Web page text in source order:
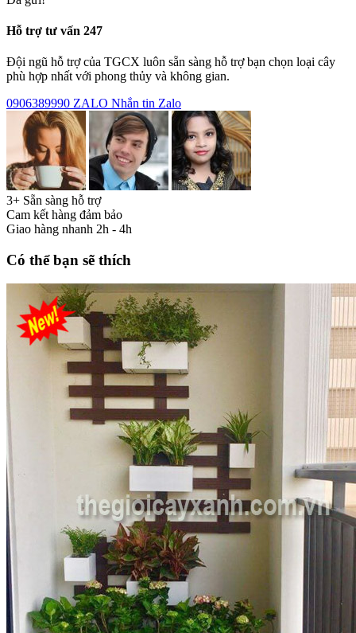
Hỗ trợ tư vấn 247
Đội ngũ hỗ trợ của TGCX luôn sẵn sàng hỗ trợ bạn chọn loại cây
phù hợp nhất với phong thủy và không gian.
0906389990 ZALO Nhắn tin Zalo
3+ Sẵn sàng hỗ trợ
Cam kết hàng đảm bảo
Giao hàng nhanh 2h - 4h
Có thể bạn sẽ thích